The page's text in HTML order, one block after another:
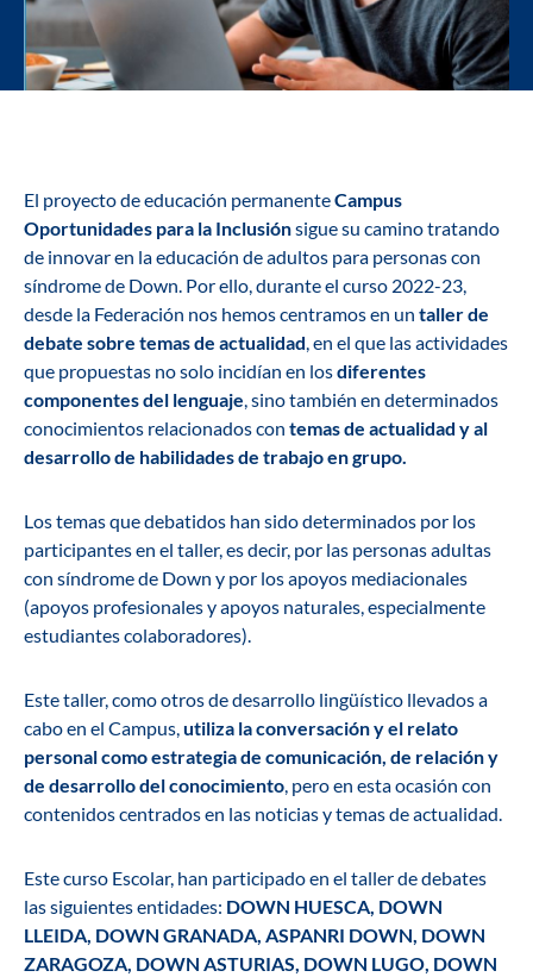
El proyecto de educación permanenteCampus
Oportunidades para la Inclusiónsigue su camino tratando
de innovar en la educación de adultos para personas con
síndrome de Down. Por ello, durante el curso 2022-23,
desde la Federación nos hemos centramos en un taller de
debate sobre temas de actualidad, en el que las actividades
que propuestas no solo incidían en losdiferentes
componentes del lenguaje, sino también en determinados
conocimientos relacionados con temas de actualidad y al
desarrollo de habilidades de trabajo en grupo.
Los temas que debatidos han sido determinados por los
participantes en el taller, es decir, por las personas adultas
con síndrome de Down y por los apoyos mediacionales
(apoyos profesionales y apoyos naturales, especialmente
estudiantes colaboradores).
Este taller, como otros de desarrollo lingüístico llevados a
cabo en el Campus,utiliza la conversación y el relato
personal como estrategia de comunicación, de relación y
de desarrollo del conocimiento, pero en esta ocasión con
contenidos centrados en las noticias y temas de actualidad.
Este curso Escolar, han participado en el taller de debates
las siguientes entidades: DOWN HUESCA, DOWN
LLEIDA, DOWN GRANADA, ASPANRI DOWN, DOWN
ZARAGOZA, DOWN ASTURIAS, DOWN LUGO, DOWN